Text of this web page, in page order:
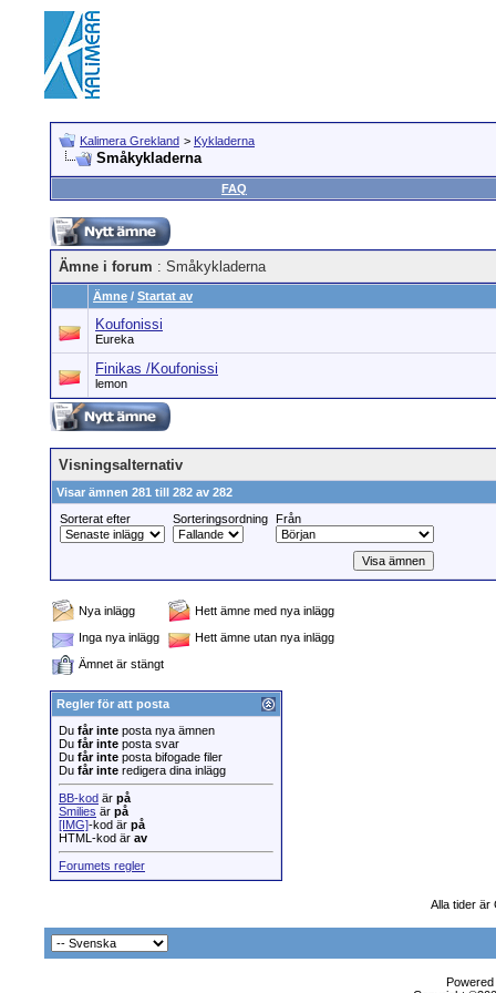
Kalimera Grekland > Kykladerna
Småkykladerna
FAQ
Ämne i forum : Småkykladerna
Ämne / Startat av
Koufonissi
Eureka
Finikas /Koufonissi
lemon
Visningsalternativ
Visar ämnen 281 till 282 av 282
Sorterat efter
Sorteringsordning Från
Nya inlägg
Hett ämne med nya inlägg
Inga nya inlägg
Hett ämne utan nya inlägg
Ämnet är stängt
Regler för att posta
Du får inte posta nya ämnen
Du får inte posta svar
Du får inte posta bifogade filer
Du får inte redigera dina inlägg
BB-kod är på
Smilies är på
[IMG]-kod är på
HTML-kod är av
Forumets regler
Alla tider är